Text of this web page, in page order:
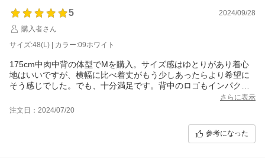
5
2024/09/28
購入者さん
サイズ:48(L) | カラー:09ホワイト
175cm中肉中背の体型でMを購入。サイズ感はゆとりがあり着心
地はいいですが、横幅に比べ着丈がもう少しあったらより希望に
そう感じでした。でも、十分満足です。背中のロゴもインパクト
さらに表示
注文日：2024/07/20
参考になった